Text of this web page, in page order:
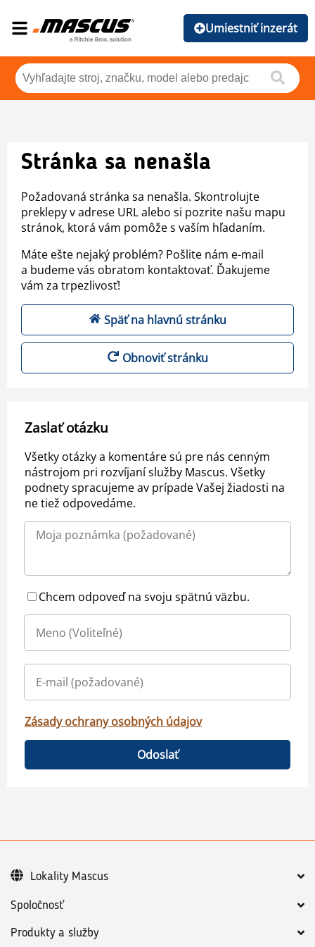
Umiestniť inzerát
Stránka sa nenašla
Požadovaná stránka sa nenašla. Skontrolujte
preklepy v adrese URL alebo si pozrite našu mapu
stránok, ktorá vám pomôže s vaším hľadaním.
Máte ešte nejaký problém? Pošlite nám e-mail
a budeme vás obratom kontaktovať. Ďakujeme
vám za trpezlivosť!
Späť na hlavnú stránku
Obnoviť stránku
Zaslať otázku
Všetky otázky a komentáre sú pre nás cenným
nástrojom pri rozvíjaní služby Mascus. Všetky
podnety spracujeme av prípade Vašej žiadosti na
ne tiež odpovedáme.
Chcem odpoveď na svoju spätnú väzbu.
Zásady ochrany osobných údajov
Odoslať
Spoločnosť
Produkty a služby
Lokality Mascus